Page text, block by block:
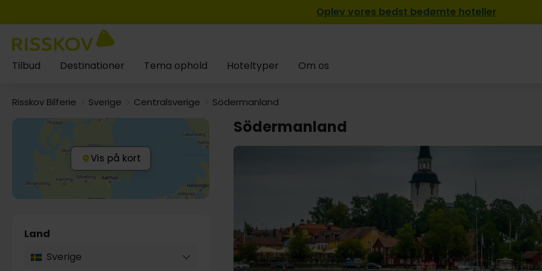
Oplev vores bedst bedømte hoteller
Tilbud Destinationer Tema ophold Hoteltyper Om os
Risskov Bilferie Sverige Centralsverige Södermanland
Vis på kort
Land
Sverige
Södermanland